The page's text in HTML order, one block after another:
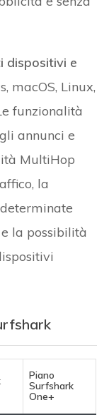
dispositivi e
macOS, Linux,
funzionalità
annunci e
MultiHop
la
la possibilità
Piano
Surfshark
One+